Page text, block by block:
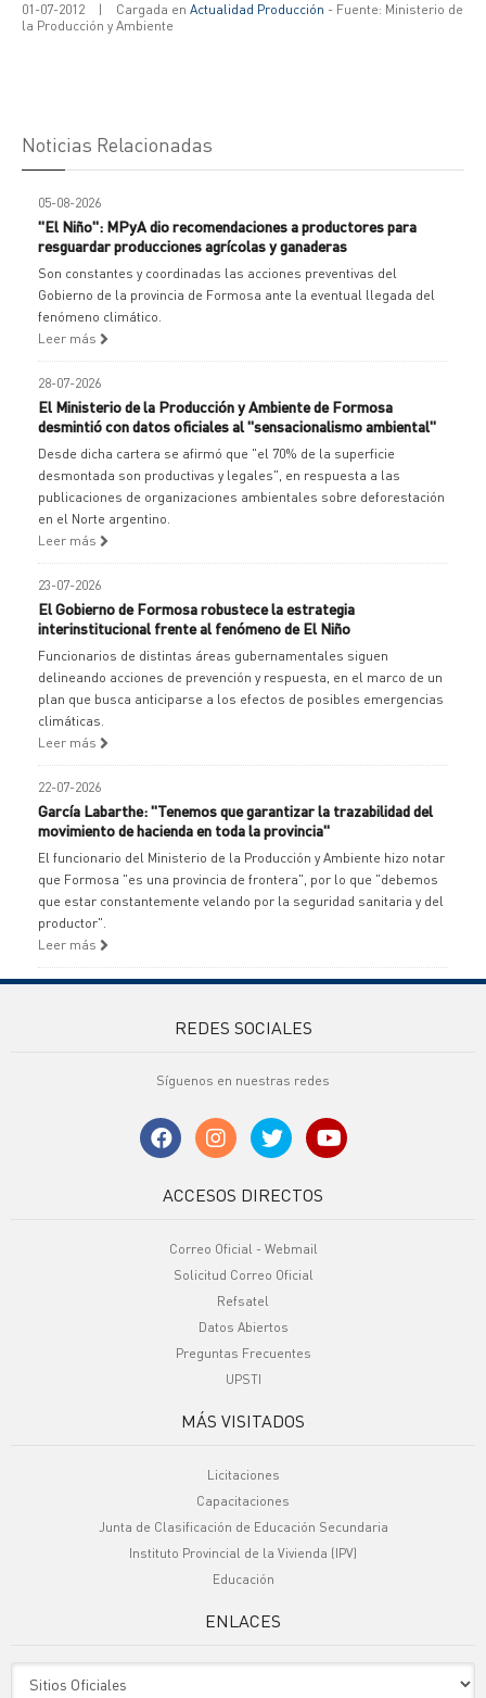
01-07-2012 | Cargada en Actualidad Producción - Fuente: Ministerio de
la Producción y Ambiente
Noticias Relacionadas
05-08-2026
"El Niño": MPyA dio recomendaciones a productores para
resguardar producciones agrícolas y ganaderas
Son constantes y coordinadas las acciones preventivas del
Gobierno de la provincia de Formosa ante la eventual llegada del
fenómeno climático.
Leer más
28-07-2026
El Ministerio de la Producción y Ambiente de Formosa
desmintió con datos oficiales al "sensacionalismo ambiental"
Desde dicha cartera se afirmó que "el 70% de la superficie
desmontada son productivas y legales", en respuesta a las
publicaciones de organizaciones ambientales sobre deforestación
en el Norte argentino.
Leer más
23-07-2026
El Gobierno de Formosa robustece la estrategia
interinstitucional frente al fenómeno de El Niño
Funcionarios de distintas áreas gubernamentales siguen
delineando acciones de prevención y respuesta, en el marco de un
plan que busca anticiparse a los efectos de posibles emergencias
climáticas.
Leer más
22-07-2026
García Labarthe: "Tenemos que garantizar la trazabilidad del
movimiento de hacienda en toda la provincia"
El funcionario del Ministerio de la Producción y Ambiente hizo notar
que Formosa "es una provincia de frontera", por lo que "debemos
que estar constantemente velando por la seguridad sanitaria y del
productor".
Leer más
REDES SOCIALES
Síguenos en nuestras redes
ACCESOS DIRECTOS
Correo Oficial - Webmail
Solicitud Correo Oficial
Refsatel
Datos Abiertos
Preguntas Frecuentes
UPSTI
MÁS VISITADOS
Licitaciones
Capacitaciones
Junta de Clasificación de Educación Secundaria
Instituto Provincial de la Vivienda (IPV)
Educación
ENLACES